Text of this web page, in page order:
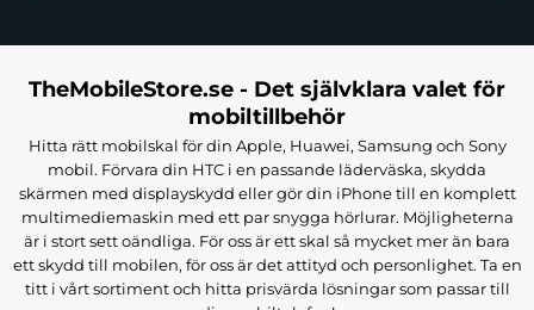
TheMobileStore.se - Det självklara valet för
mobiltillbehör
Hitta rätt mobilskal för din Apple, Huawei, Samsung och Sony
mobil. Förvara din HTC i en passande läderväska, skydda
skärmen med displayskydd eller gör din iPhone till en komplett
multimediemaskin med ett par snygga hörlurar. Möjligheterna
är i stort sett oändliga. För oss är ett skal så mycket mer än bara
ett skydd till mobilen, för oss är det attityd och personlighet. Ta en
titt i vårt sortiment och hitta prisvärda lösningar som passar till